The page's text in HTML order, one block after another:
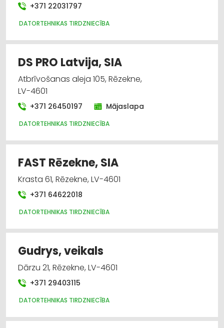
+371 22031797
DATORTEHNIKAS TIRDZNIECĪBA
DS PRO Latvija, SIA
Atbrīvošanas aleja 105, Rēzekne,
LV-4601
+371 26450197 Mājaslapa
DATORTEHNIKAS TIRDZNIECĪBA
FAST Rēzekne, SIA
Krasta 61, Rēzekne, LV-4601
+371 64622018
DATORTEHNIKAS TIRDZNIECĪBA
Gudrys, veikals
Dārzu 21, Rēzekne, LV-4601
+371 29403115
DATORTEHNIKAS TIRDZNIECĪBA